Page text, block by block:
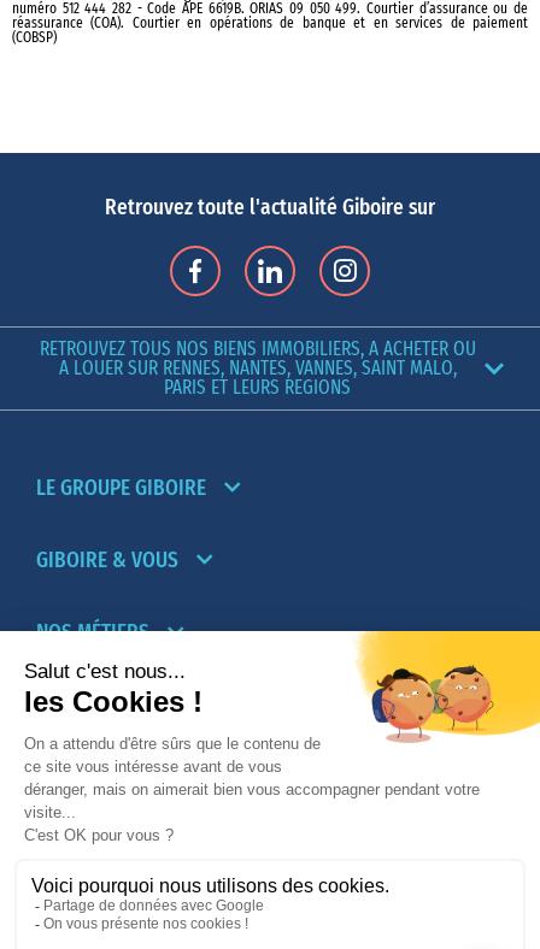
numéro 512 444 282 - Code APE 6619B. ORIAS 09 050 499. Courtier d’assurance ou de
réassurance (COA). Courtier en opérations de banque et en services de paiement
(COBSP)
Retrouvez toute l'actualité Giboire sur
RETROUVEZ TOUS NOS BIENS IMMOBILIERS, A ACHETER OU
A LOUER SUR RENNES, NANTES, VANNES, SAINT MALO,
PARIS ET LEURS REGIONS
LE GROUPE GIBOIRE
GIBOIRE & VOUS
NOS MÉTIERS
PARTENAIRES
NOTRE RÉSEAU D’AGENCES TRANSACTION-
LOCATION
PROMOTION IMMOBILIÈRE ET AMÉNAGEMENT